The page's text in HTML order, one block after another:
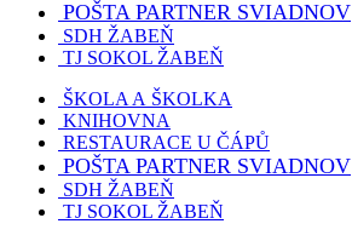
POŠTA PARTNER SVIADNOV
SDH ŽABEŇ
TJ SOKOL ŽABEŇ
ŠKOLA A ŠKOLKA
KNIHOVNA
RESTAURACE U ČÁPŮ
POŠTA PARTNER SVIADNOV
SDH ŽABEŇ
TJ SOKOL ŽABEŇ